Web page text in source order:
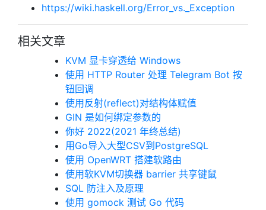
https://wiki.haskell.org/Error_vs._Exception
相关文章
KVM 显卡穿透给 Windows
使用 HTTP Router 处理 Telegram Bot 按
钮回调
使用反射(reflect)对结构体赋值
GIN 是如何绑定参数的
你好 2022(2021 年终总结)
用Go导入大型CSV到PostgreSQL
使用 OpenWRT 搭建软路由
使用软KVM切换器 barrier 共享键鼠
SQL 防注入及原理
使用 gomock 测试 Go 代码